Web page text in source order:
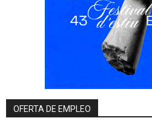
OFERTA DE EMPLEO